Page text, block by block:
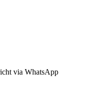
via WhatsApp